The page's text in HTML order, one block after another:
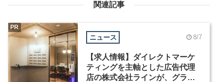
関連記事
ニュース 8/7
【求人情報】ダイレクトマーケ
ティングを主軸とした広告代理
店の株式会社ラインが、グラフ
PR